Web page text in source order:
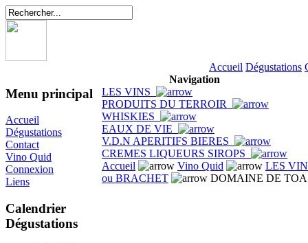
Accueil Dégustations
Menu principal
Accueil
Dégustations
Contact
Vino Quid
Connexion
Liens
Calendrier
Dégustations
Navigation
LES VINS
PRODUITS DU TERROIR
WHISKIES
EAUX DE VIE
V.D.N APERITIFS BIERES
CREMES LIQUEURS SIROPS
Accueil
Vino Quid
LES
ou BRACHET
DOMAINE DE